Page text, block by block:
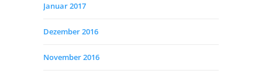
Januar 2017
Dezember 2016
November 2016